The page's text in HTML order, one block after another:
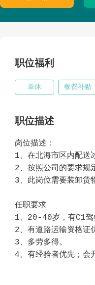
职位福利
单休 餐费补贴
职位描述
岗位描述：
1、在北海市区内配送
2、按照公司的要求规
3、此岗位需要装卸货
任职要求
1、20-40岁，有C1驾
2、有道路运输资格证
3、多劳多得。
4、有经验者优先；会